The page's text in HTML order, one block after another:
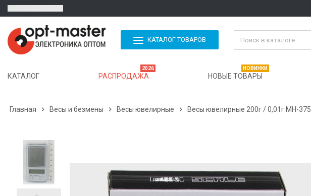
КАТАЛОГ ТОВАРОВ
КАТАЛОГ РАСПРОДАЖА
2026
НОВЫЕ ТОВАРЫ
НОВИНКИ
Главная  Весы и безмены  Весы ювелирные  Весы ювелирные 200г / 0,01г MH-375